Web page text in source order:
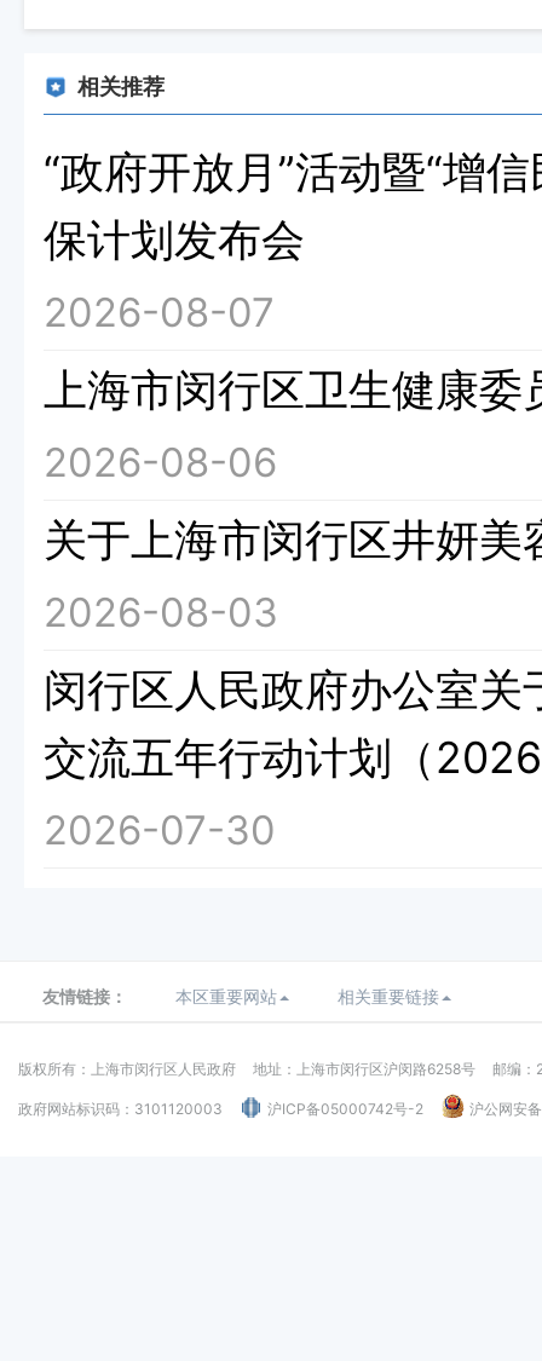
相关推荐
“政府开放月”活动暨“增
保计划发布会
2026-08-07
上海市闵行区卫生健康
2026-08-06
关于上海市闵行区井妍
2026-08-03
闵行区人民政府办公室
交流五年行动计划（
2026-07-30
友情链接： 本区重要网站 相关重要链接
版权所有：上海市闵行区人民政府 地址：上海市闵行区沪闵路6258号 邮编：
政府网站标识码：3101120003 沪ICP备05000742号-2 沪公网安